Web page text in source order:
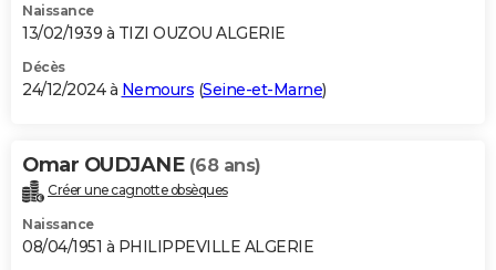
Naissance
13/02/1939 à TIZI OUZOU ALGERIE
Décès
24/12/2024 à Nemours (Seine-et-Marne)
Omar OUDJANE (68 ans)
Créer une cagnotte obsèques
Naissance
08/04/1951 à PHILIPPEVILLE ALGERIE